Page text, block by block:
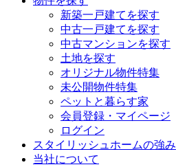
新築一戸建てを探す
中古一戸建てを探す
中古マンションを探す
土地を探す
オリジナル物件特集
未公開物件特集
ペットと暮らす家
会員登録・マイページ
ログイン
スタイリッシュホームの強み
当社について